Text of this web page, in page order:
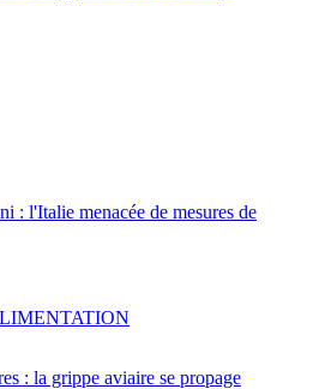
: l'Italie menacée de mesures de
: la grippe aviaire se propage